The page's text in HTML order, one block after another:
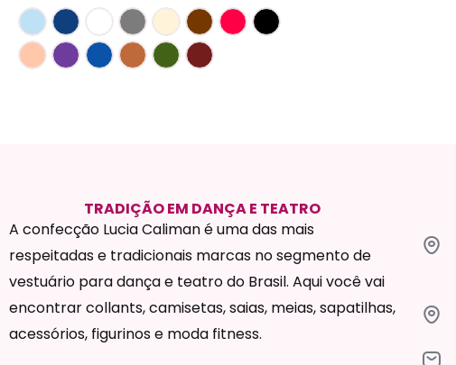
TRADIÇÃO EM DANÇA E TEATRO
A confecção Lucia Caliman é uma das mais
respeitadas e tradicionais marcas no segmento de
vestuário para dança e teatro do Brasil. Aqui você vai
encontrar collants, camisetas, saias, meias, sapatilhas,
acessórios, figurinos e moda fitness.